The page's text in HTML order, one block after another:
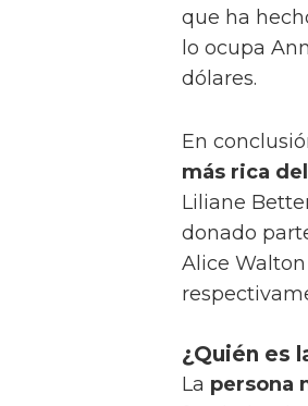
que ha
lo ocupa
dólares.
En
más rica
Liliane
donado
Alice
¿Quién es
La persona